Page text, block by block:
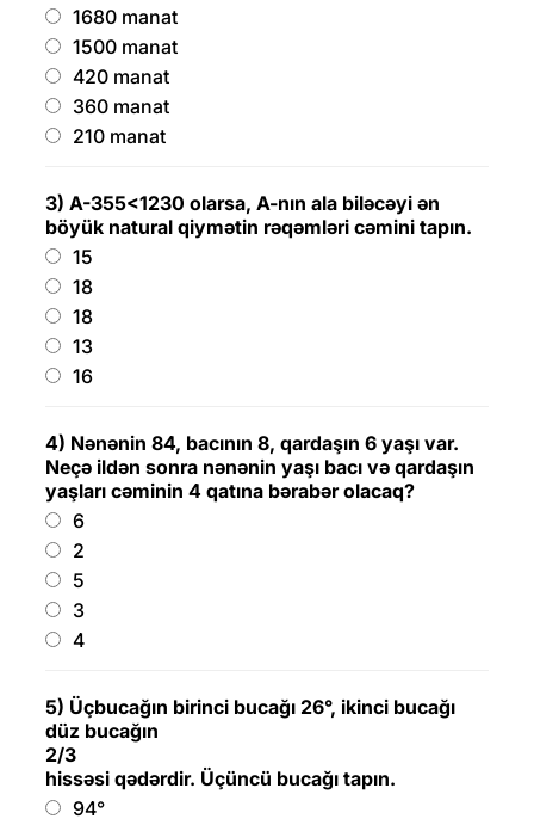
1680 manat
1500 manat
420 manat
360 manat
210 manat
3) A-355<1230 olarsa, A-nın ala biləcəyi ən
böyük natural qiymətin rəqəmləri cəmini tapın.
15
18
18
13
16
4) Nənənin 84, bacının 8, qardaşın 6 yaşı var.
Neçə ildən sonra nənənin yaşı bacı və qardaşın
yaşları cəminin 4 qatına bərabər olacaq?
6
2
5
3
4
5) Üçbucağın birinci bucağı 26°, ikinci bucağı
düz bucağın
2/3
hissəsi qədərdir. Üçüncü bucağı tapın.
94°